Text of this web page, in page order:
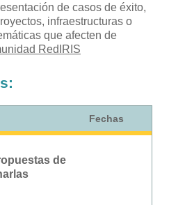
de casos de éxito,
infraestructuras o
que afecten de
RedIRIS
Fechas
de